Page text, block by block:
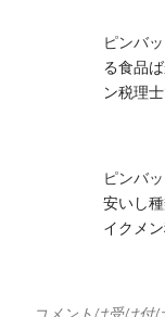
ピンバ
る食品
ン税理
ピンバ
安いし
イクメ
コメントは受け付